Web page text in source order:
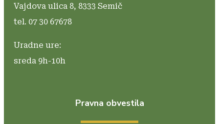
Vajdova ulica 8, 8333 Semič
tel. 07 30 67678
Uradne ure:
sreda 9h-10h
Pravna obvestila